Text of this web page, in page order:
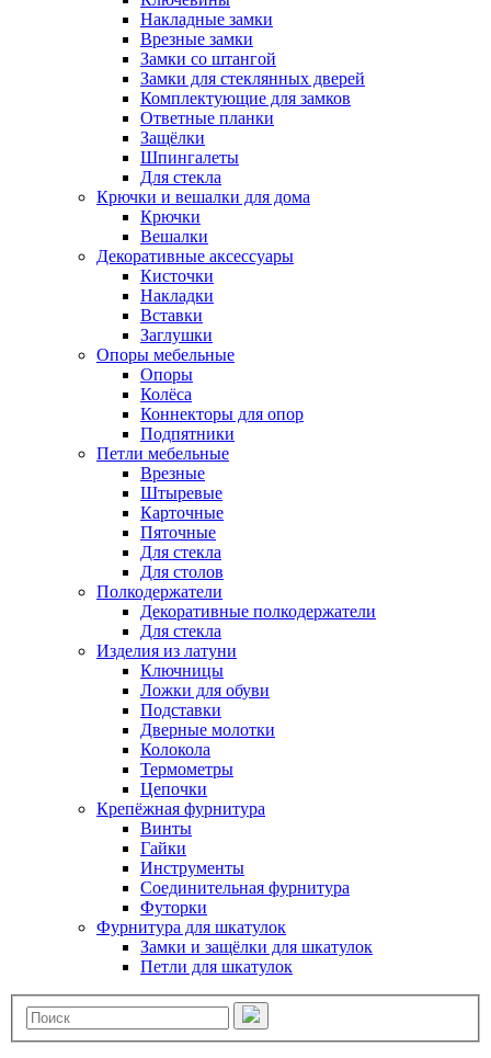
Накладные замки
Врезные замки
Замки со штангой
Замки для стеклянных дверей
Комплектующие для замков
Ответные планки
Защёлки
Шпингалеты
Для стекла
Крючки и вешалки для дома
Крючки
Вешалки
Декоративные аксессуары
Кисточки
Накладки
Вставки
Заглушки
Опоры мебельные
Опоры
Колёса
Коннекторы для опор
Подпятники
Петли мебельные
Врезные
Штыревые
Карточные
Пяточные
Для стекла
Для столов
Полкодержатели
Декоративные полкодержатели
Для стекла
Изделия из латуни
Ключницы
Ложки для обуви
Подставки
Дверные молотки
Колокола
Термометры
Цепочки
Крепёжная фурнитура
Винты
Гайки
Инструменты
Соединительная фурнитура
Футорки
Фурнитура для шкатулок
Замки и защёлки для шкатулок
Петли для шкатулок